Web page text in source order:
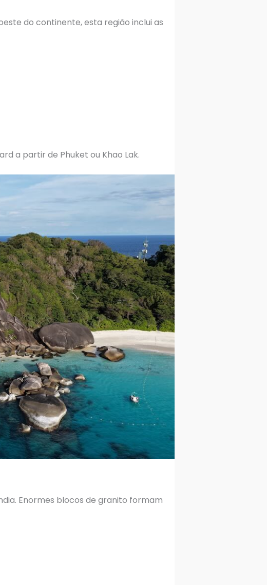
do continente, esta região inclui as
a partir de Phuket ou Khao Lak.
Enormes blocos de granito formam